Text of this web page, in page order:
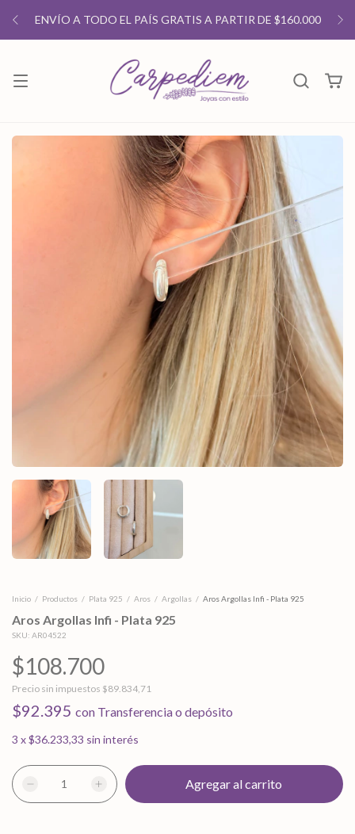
ENVÍO A TODO EL PAÍS GRATIS A PARTIR DE $160.000
Inicio / Productos / Plata 925 / Aros / Argollas / Aros Argollas Infi - Plata 925
Aros Argollas Infi - Plata 925
SKU: AR04522
$108.700
Precio sin impuestos $89.834,71
$92.395 con Transferencia o depósito
3 x$36.233,33 sin interés